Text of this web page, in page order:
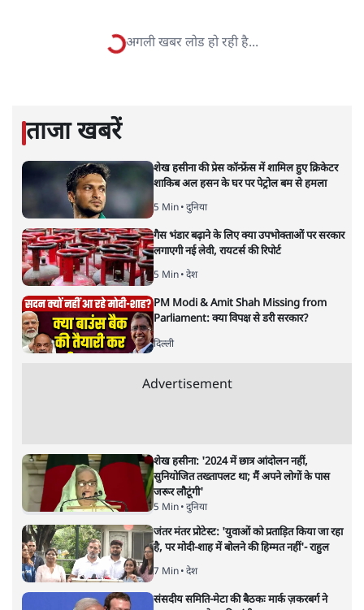
पवन उप्रेतीकी और स्टोरी पढ़ें
सबरीमला : भेदभाव,आस्था,मान्यताएँ
या पुरुषवादी सोच, सच क्या है?
देश| प्रमोद मल्लिक| 17 NOV, 2019
ईश्वर के दरबार में सबको हाज़िर होने का मौका क्यों नहीं देना चाहता
वह केरल, जो अपनी बौद्धिकता के लिए पूरे देश में मशहूर है? आखिर
क्या है मामला? क्या यह आस्था का सवाल है या इसके पीछे सदियों से
चली आ रही पुरुषवादी सोच है? सवाल यह भी है कि कुछ लोग आधी
आबादी के बारे में फ़ैसला कैसे कर सकते हैं? सवाल यह भी है कि क्या
महिलाओं की आस्था को महत्व नहीं दिया जाना चाहिए?